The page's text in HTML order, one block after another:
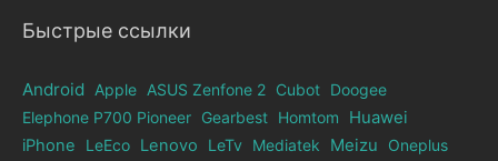
Быстрые ссылки
Android Apple ASUS Zenfone 2 Cubot Doogee
Elephone Р700 Pioneer Gearbest Homtom
Huawei
iPhone
LeEco Lenovo LeTv Mediatek Meizu
Oneplus